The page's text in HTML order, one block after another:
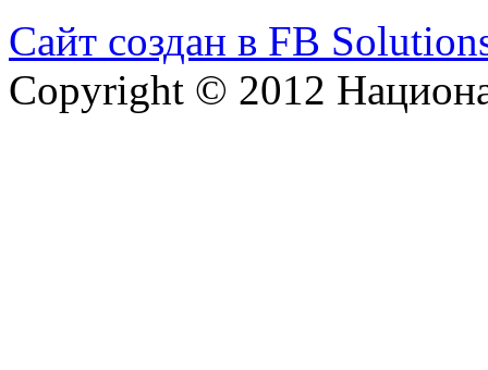
Сайт создан в FB
Copyright © 2012